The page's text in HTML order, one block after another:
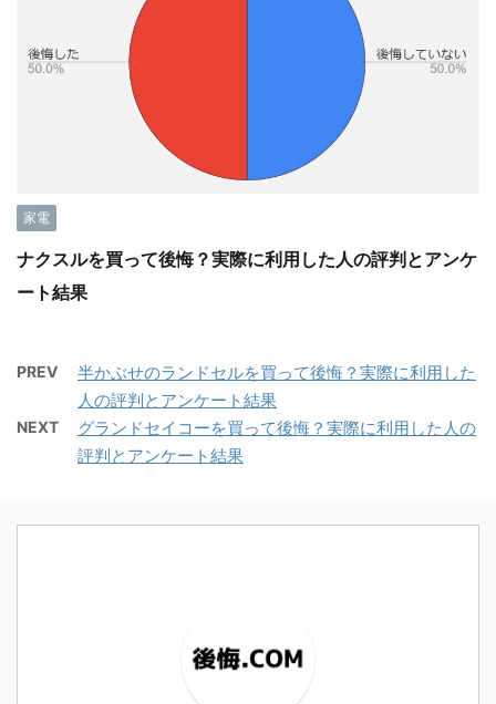
家電
ナクスルを買って後悔？実際に利用した人の評判とアンケ
ート結果
PREV
半かぶせのランドセルを買って後悔？実際に利用した
人の評判とアンケート結果
NEXT
グランドセイコーを買って後悔？実際に利用した人の
評判とアンケート結果